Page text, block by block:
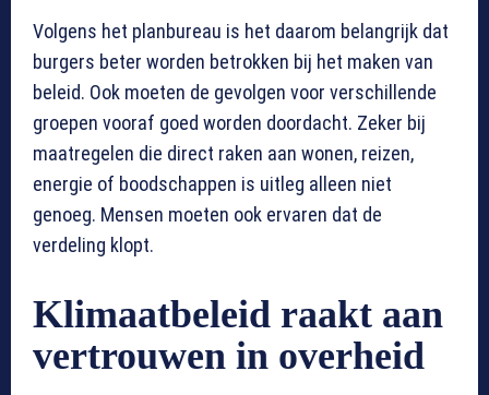
Volgens het planbureau is het daarom belangrijk dat
burgers beter worden betrokken bij het maken van
beleid. Ook moeten de gevolgen voor verschillende
groepen vooraf goed worden doordacht. Zeker bij
maatregelen die direct raken aan wonen, reizen,
energie of boodschappen is uitleg alleen niet
genoeg. Mensen moeten ook ervaren dat de
verdeling klopt.
Klimaatbeleid raakt aan
vertrouwen in overheid